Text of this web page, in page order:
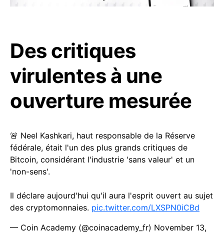
Des critiques
virulentes à une
ouverture mesurée
🚨 Neel Kashkari, haut responsable de la Réserve
fédérale, était l'un des plus grands critiques de
Bitcoin, considérant l'industrie 'sans valeur' et un
'non-sens'.
Il déclare aujourd'hui qu'il aura l'esprit ouvert au sujet
des cryptomonnaies. pic.twitter.com/LXSPN0iCBd
— Coin Academy (@coinacademy_fr) November 13,